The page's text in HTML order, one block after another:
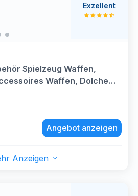
Spielzeug Waffen,
Waffen, Dolche
Karneval Fasching
Lila mit Dart
Exzellent
Angebot anzeigen
Anzeigen